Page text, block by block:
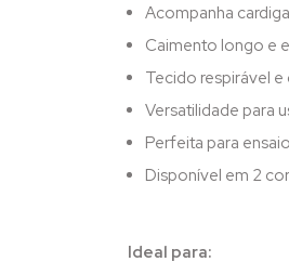
Acompanha
Caimento longo e
Tecido respirável
Versatilidade para
Perfeita para
Disponível em 2
Ideal para: